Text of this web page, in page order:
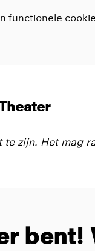
functionele
te zijn. Het mag
bent!